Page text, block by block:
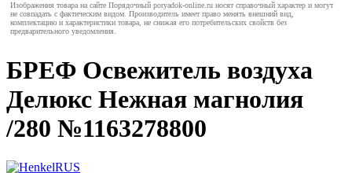
Изображения товара на сайте Порядочный poryadok-online.ru носят справочный характер и могут
не совпадать с фактическим видом. Производитель имеет право менять внешний вид,
комплектацию и характеристики товара, не снижая его потребительских свойств без
предварительного уведомления.
БРЕФ Освежитель воздуха
Делюкс Нежная магнолия
/280 №1163278800